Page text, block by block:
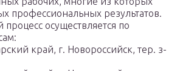
профессиональных результатов.
осуществляется по
край, г. Новороссийск, тер. з-